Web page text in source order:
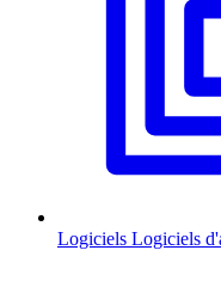
Logiciels Logiciels